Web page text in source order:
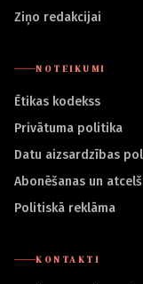
Ziņo redakcijai
NOTEIKUMI
Ētikas kodekss
Privātuma politika
Datu aizsardzības
Abonēšanas un
Politiskā reklāma
KONTAKTI